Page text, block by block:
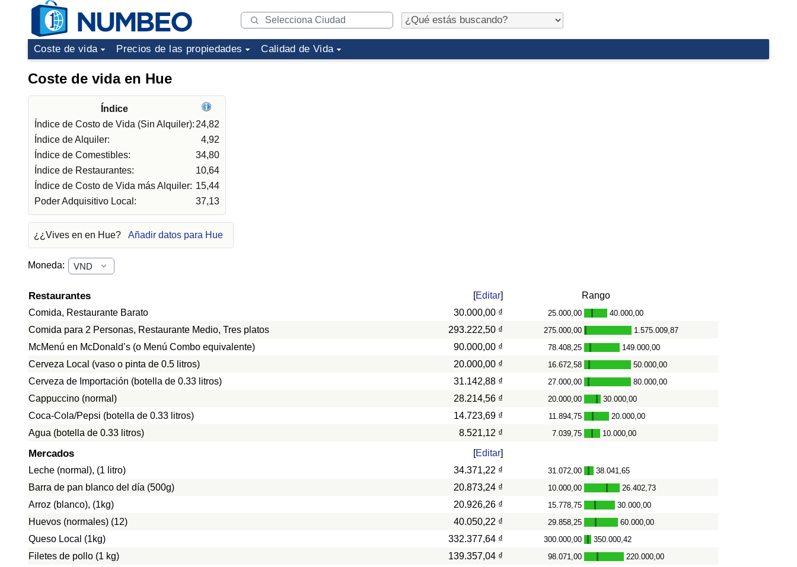
Coste de vida Precios de las propiedades Calidad de Vida
Coste de vida en Hue
Índice
Índice de Costo de Vida (Sin Alquiler): 24,82
Índice de Alquiler:
4,92
Índice de Comestibles:
34,80
Índice de Restaurantes:
10,64
Índice de Costo de Vida más Alquiler: 15,44
Poder Adquisitivo Local:
37,13
¿¿Vives en en Hue? Añadir datos para Hue
Moneda:
Restaurantes [Editar]
Rango
Comida, Restaurante Barato
30.000,00 ₫ 25.000,00 - 40.000,00
Comida para 2 Personas, Restaurante Medio, Tres platos 293.222,50 ₫ 275.000,00 - 1.575.009,87
McMenú en McDonald’s (o Menú Combo equivalente) 90.000,00 ₫ 78.408,25 - 149.000,00
Cerveza Local (vaso o pinta de 0.5 litros) 20.000,00 ₫ 16.672,58 - 50.000,00
Cerveza de Importación (botella de 0.33 litros) 31.142,88 ₫ 27.000,00 - 80.000,00
Cappuccino (normal) 28.214,56 ₫ 20.000,00 - 30.000,00
Coca-Cola/Pepsi (botella de 0.33 litros) 14.723,69 ₫ 11.894,75 - 20.000,00
Agua (botella de 0.33 litros) 8.521,12 ₫ 7.039,75 - 10.000,00
Mercados [Editar]
Leche (normal), (1 litro)
34.371,22 ₫ 31.072,00 - 38.041,65
Barra de pan blanco del día (500g) 20.873,24 ₫ 10.000,00 - 26.402,73
Arroz (blanco), (1kg) 20.926,26 ₫ 15.778,75 - 30.000,00
Huevos (normales) (12) 40.050,22 ₫ 29.858,25 - 60.000,00
Queso Local (1kg) 332.377,64 ₫ 300.000,00 - 350.000,42
Filetes de pollo (1 kg) 139.357,04 ₫ 98.071,00 - 220.000,00